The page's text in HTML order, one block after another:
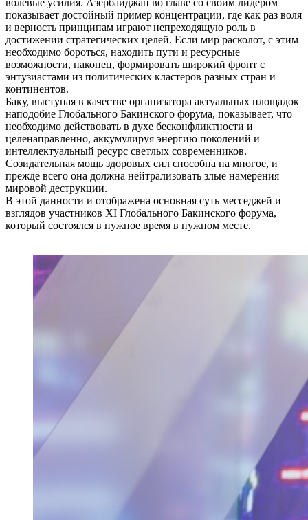
волевые усилия. Азербайджан во главе со своим лидером
показывает достойный пример концентрации, где как раз воля
и верность принципам играют непреходящую роль в
достижении стратегических целей. Если мир расколот, с этим
необходимо бороться, находить пути и ресурсные
возможности, наконец, формировать широкий фронт с
энтузиастами из политических кластеров разных стран и
континентов.
Баку, выступая в качестве организатора актуальных площадок
наподобие Глобального Бакинского форума, показывает, что
необходимо действовать в духе бесконфликтности и
целенаправленно, аккумулируя энергию поколений и
интеллектуальный ресурс светлых современников.
Созидательная мощь здоровых сил способна на многое, и
прежде всего она должна нейтрализовать злые намерения
мировой деструкции.
В этой данности и отображена основная суть месседжей и
взглядов участников XI Глобального Бакинского форума,
который состоялся в нужное время в нужном месте.